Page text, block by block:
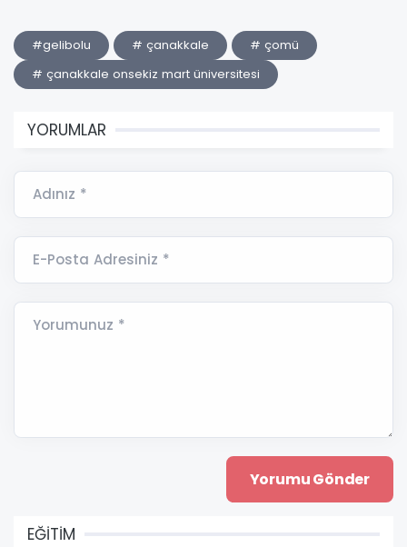
#gelibolu # çanakkale
# çomü
# çanakkale onsekiz mart üniversitesi
YORUMLAR
Adınız *
E-Posta Adresiniz *
Yorumunuz *
EĞİTİM